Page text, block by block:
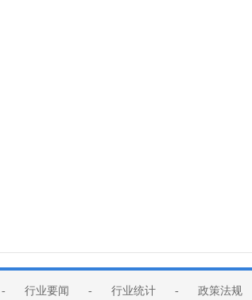
- 行业要闻 - 行业统计 - 政策法规